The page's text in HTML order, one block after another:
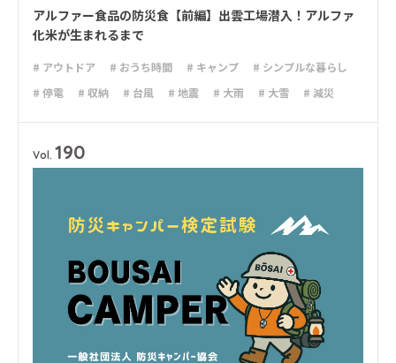
アルファー食品の防災食【前編】出雲工場潜入！アルファ
化米が生まれるまで
# アウトドア # おうち時間 # キャンプ
# シンプルな暮らし
# 停電
# 収納 # 台風 # 地震 # 大雨 # 大雪
# 減災
Vol. 190